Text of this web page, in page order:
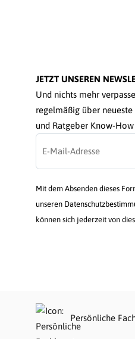
JETZT UNSEREN
Und nichts mehr
regelmäßig über
und Ratgeber Know-
Mit dem Absenden dieses
unseren
können sich jederzeit von
Persönliche